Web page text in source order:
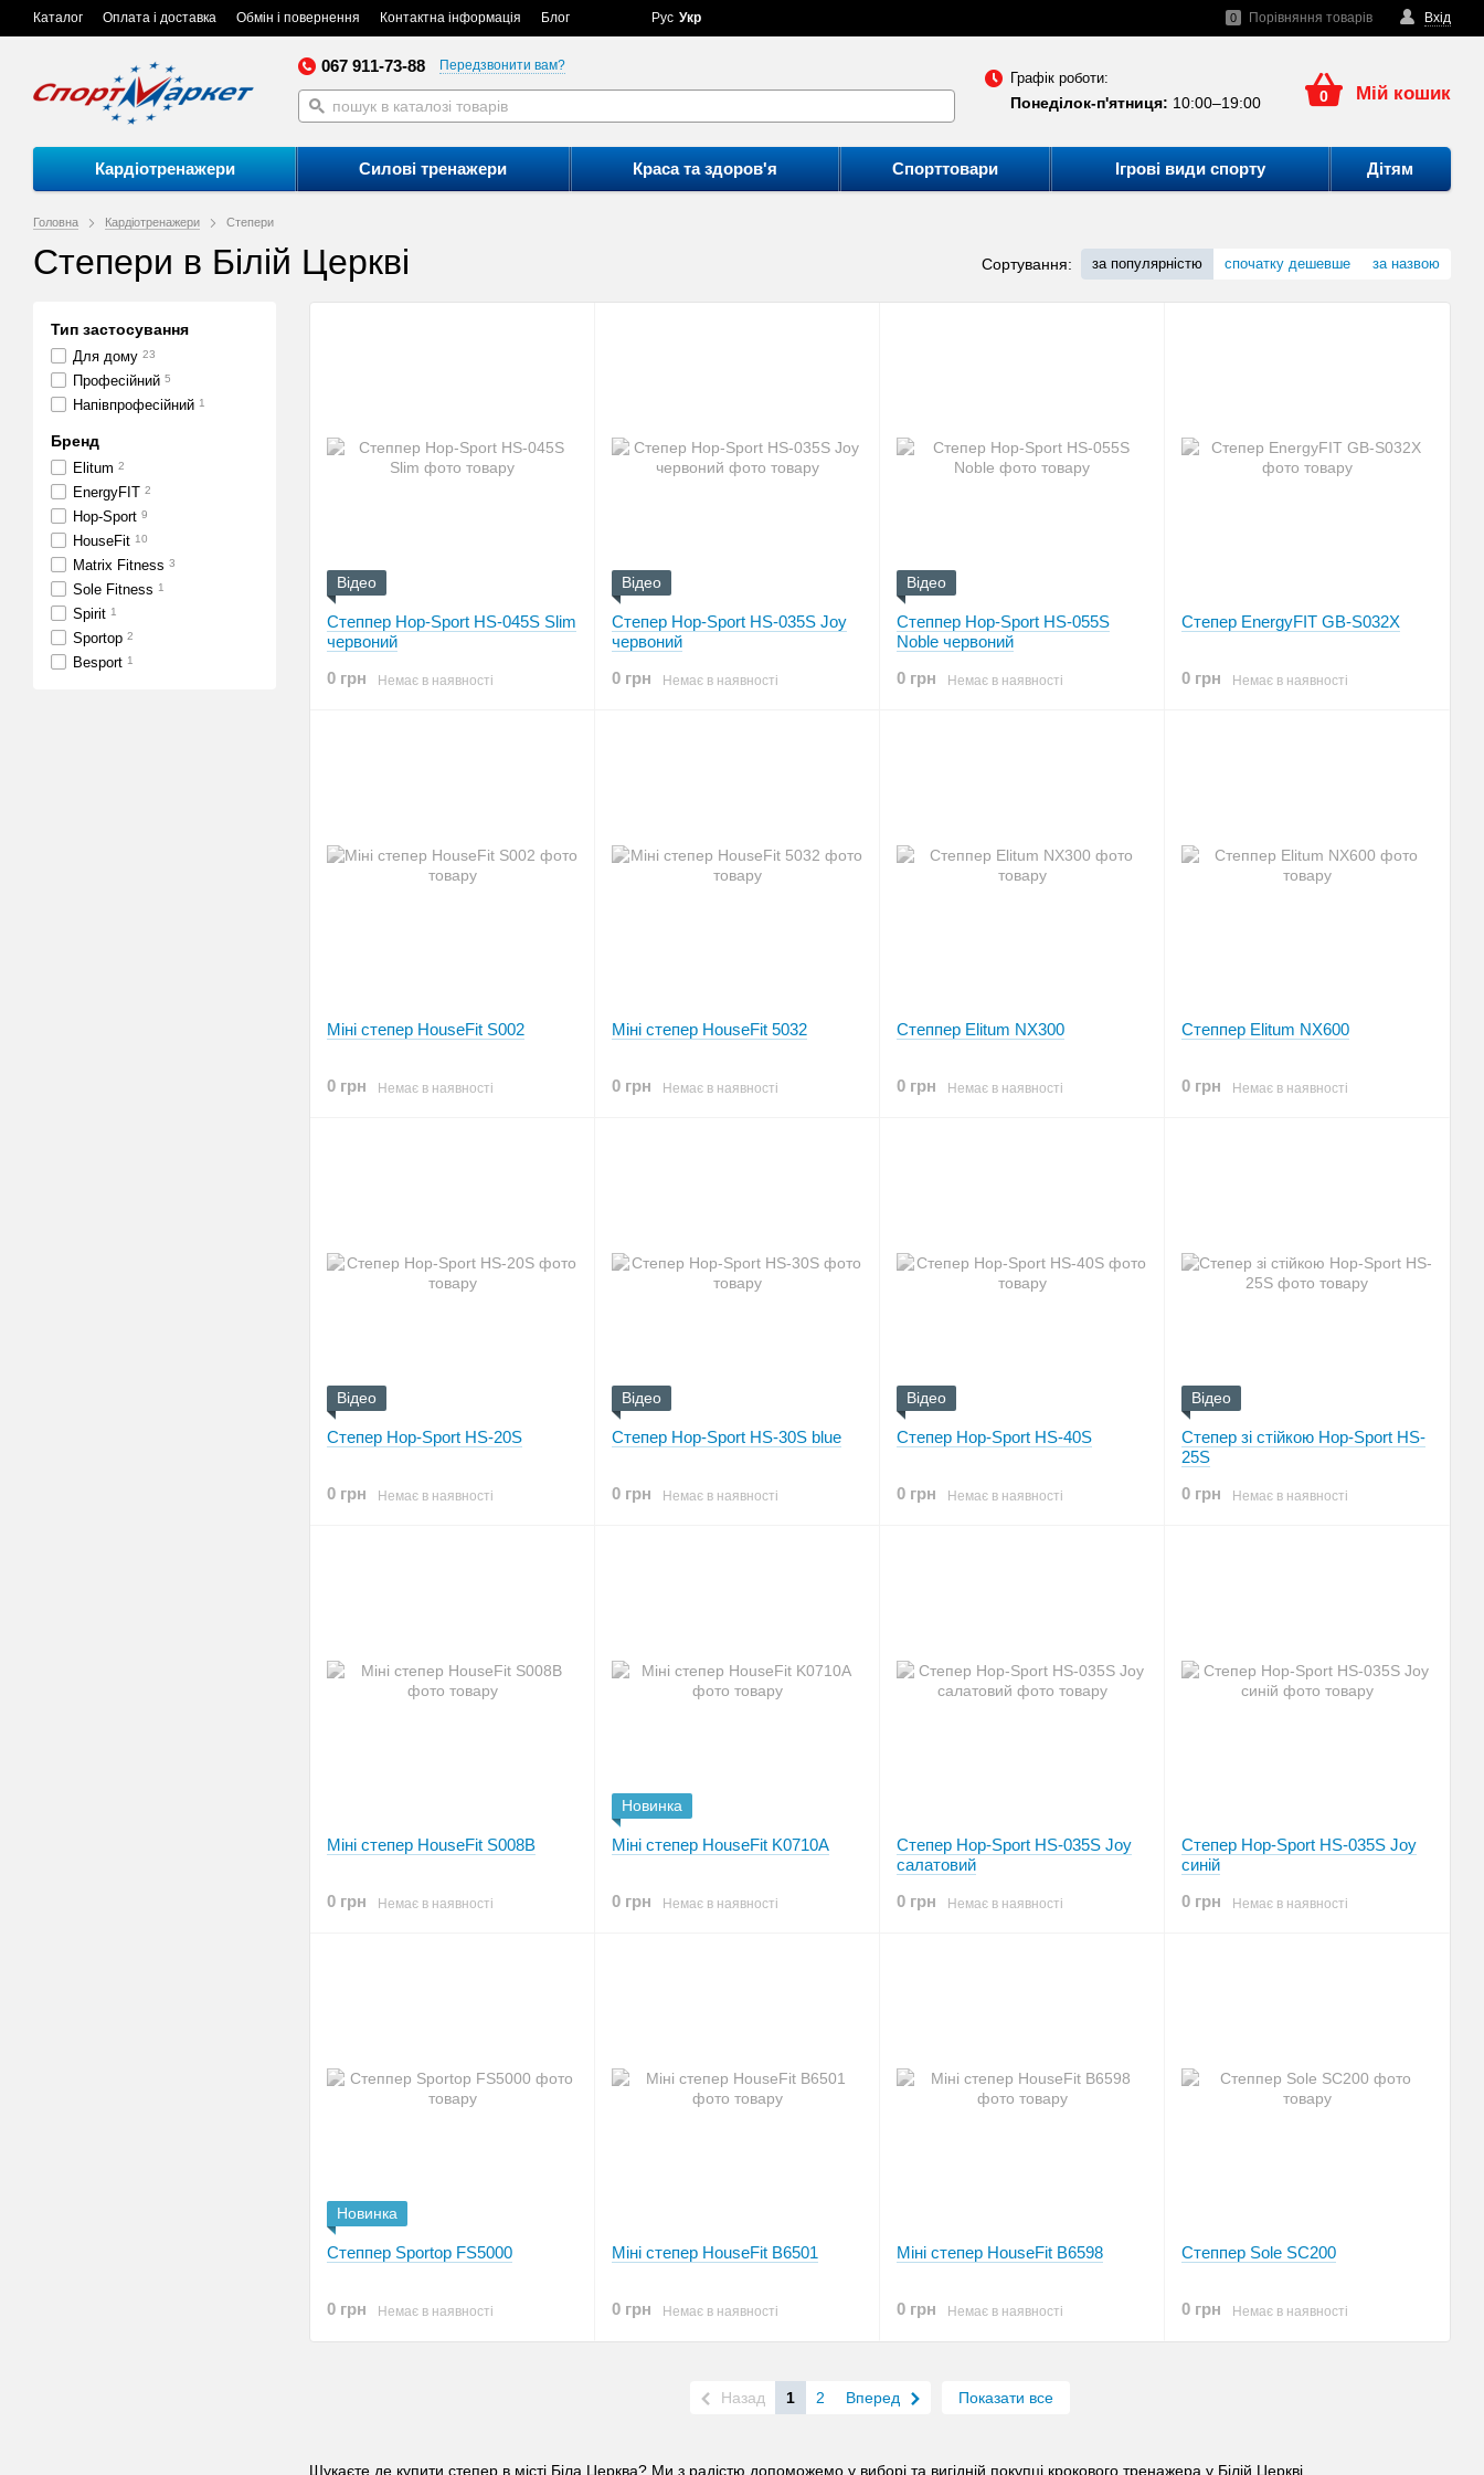
Каталог Оплата і доставка Обмін і повернення Контактна інформація Блог Вхід
0 Порівняння товарів
Рус Укр
067 911-73-88 Передзвонити вам?
Графік роботи:
Понеділок-п'ятниця: 10:00–19:00 0 Мій кошик
Кардіотренажери Силові тренажери Краса та здоров'я Спорттовари Ігрові види спорту Дітям
Головна Кардіотренажери Степери
Степери в Білій Церкві Сортування: за популярністю спочатку дешевше за назвою
Шукаєте де купити степер в місті Біла Церква? Ми з радістю допоможемо у виборі та вигідній покупці крокового тренажера у Білій Церкві.
Відео
Степпер Hop-Sport HS-045S Slim
червоний
0 грн
Немає в наявності
Відео
Степер Hop-Sport HS-035S Joy
червоний
0 грн
Немає в наявності
Відео
Степпер Hop-Sport HS-055S
Noble червоний
0 грн
Немає в наявності
Степер EnergyFIT GB-S032X
0 грн Немає в наявності
Міні степер HouseFit S002
0 грн Немає в наявності
Міні степер HouseFit 5032
0 грн Немає в наявності
Степпер Elitum NX300
0 грн Немає в наявності
Степпер Elitum NX600
0 грн Немає в наявності
Відео
Степер Hop-Sport HS-20S
0 грн Немає в наявності
Відео
Степер Hop-Sport HS-30S blue
0 грн Немає в наявності
Відео
Степер Hop-Sport HS-40S
0 грн Немає в наявності
Відео
Степер зі стійкою Hop-Sport HS-
25S
0 грн
Немає в наявності
Міні степер HouseFit S008B
0 грн Немає в наявності
Новинка
Міні степер HouseFit K0710A
0 грн Немає в наявності
Степер Hop-Sport HS-035S Joy
салатовий
0 грн
Немає в наявності
Степер Hop-Sport HS-035S Joy
синій
0 грн
Немає в наявності
Новинка
Степпер Sportop FS5000
0 грн Немає в наявності
Міні степер HouseFit B6501
0 грн Немає в наявності
Міні степер HouseFit B6598
0 грн Немає в наявності
Степпер Sole SC200
0 грн Немає в наявності
Назад 1 2 Вперед Показати все
Тип застосування
Для дому 23
Професійний 5
Напівпрофесійний 1
Бренд
Elitum 2
EnergyFIT 2
Hop-Sport 9
HouseFit 10
Matrix Fitness 3
Sole Fitness 1
Spirit 1
Sportop 2
Besport 1